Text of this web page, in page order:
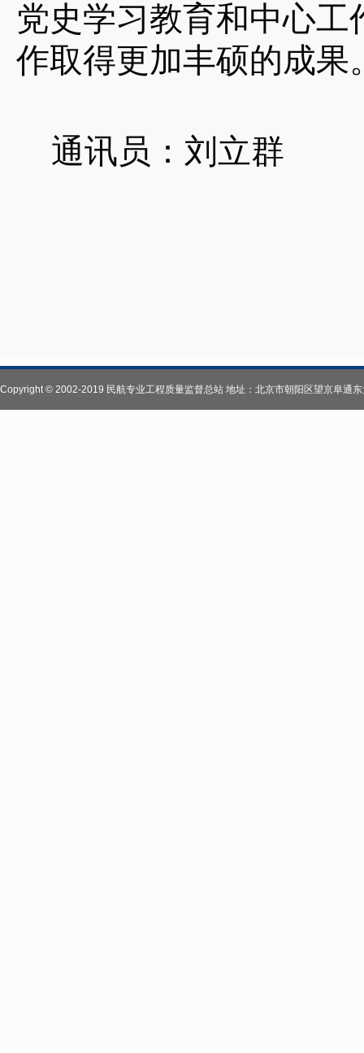
党史学习教育和中心
作取得更加丰硕的成果
通讯员：刘立群
Copyright © 2002-2019 民航专业工程质量监督总站 地址：北京市朝阳区望京阜通